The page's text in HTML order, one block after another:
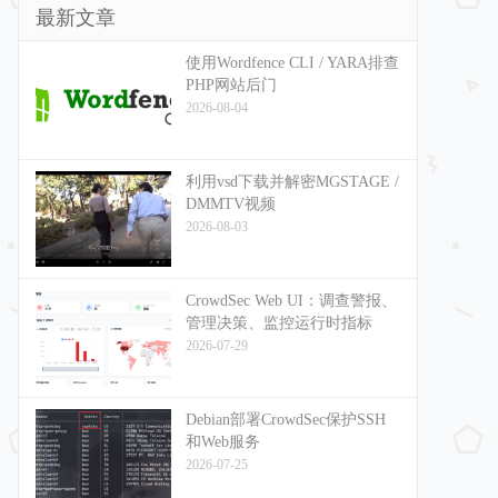
最新文章
使用Wordfence CLI / YARA排查
PHP网站后门
2026-08-04
利用vsd下载并解密MGSTAGE /
DMMTV视频
2026-08-03
CrowdSec Web UI：调查警报、
管理决策、监控运行时指标
2026-07-29
Debian部署CrowdSec保护SSH
和Web服务
2026-07-25